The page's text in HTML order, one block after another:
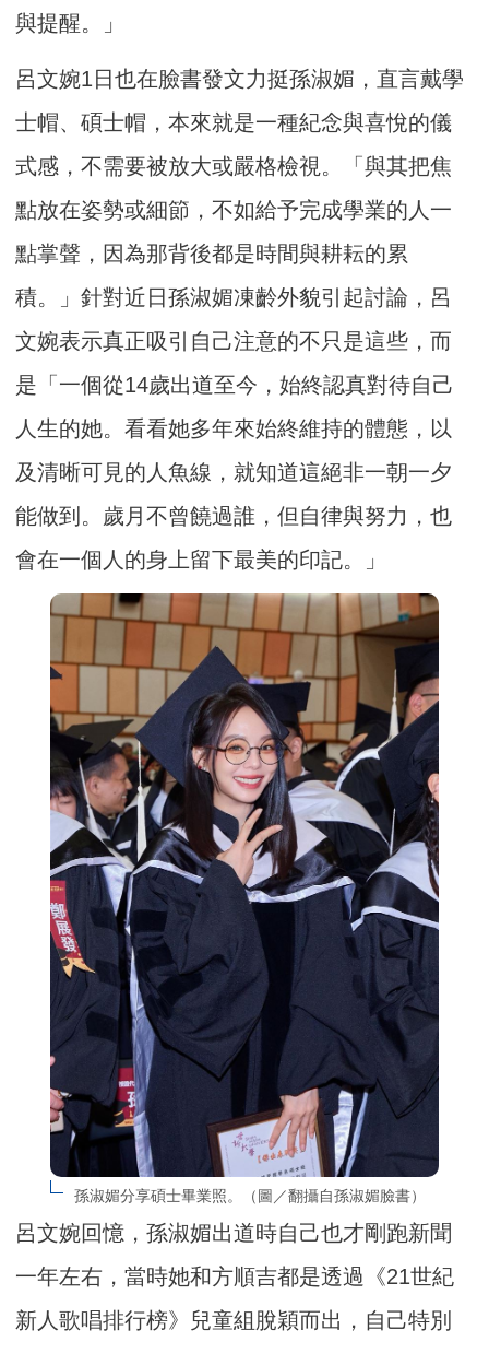
與提醒。」
呂文婉1日也在臉書發文力挺孫淑媚，直言戴學
士帽、碩士帽，本來就是一種紀念與喜悅的儀
式感，不需要被放大或嚴格檢視。「與其把焦
點放在姿勢或細節，不如給予完成學業的人一
點掌聲，因為那背後都是時間與耕耘的累
積。」針對近日孫淑媚凍齡外貌引起討論，呂
文婉表示真正吸引自己注意的不只是這些，而
是「一個從14歲出道至今，始終認真對待自己
人生的她。看看她多年來始終維持的體態，以
及清晰可見的人魚線，就知道這絕非一朝一夕
能做到。歲月不曾饒過誰，但自律與努力，也
會在一個人的身上留下最美的印記。」
孫淑媚分享碩士畢業照。（圖／翻攝自孫淑媚臉書）
呂文婉回憶，孫淑媚出道時自己也才剛跑新聞
一年左右，當時她和方順吉都是透過《21世紀
新人歌唱排行榜》兒童組脫穎而出，自己特別